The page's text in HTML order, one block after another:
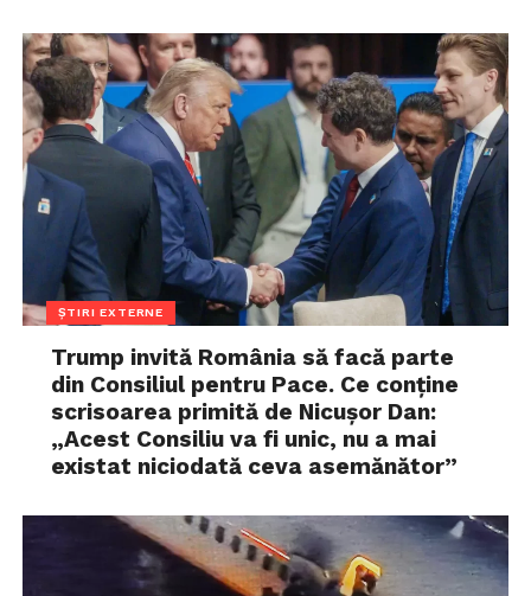
ȘTIRI EXTERNE
Trump invită România să facă parte
din Consiliul pentru Pace. Ce conține
scrisoarea primită de Nicușor Dan:
„Acest Consiliu va fi unic, nu a mai
existat niciodată ceva asemănător”